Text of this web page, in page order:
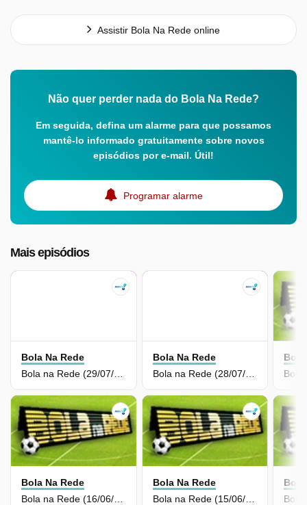
Assistir Bola Na Rede online
Não quer perder nada do Bola Na Rede?
Em seguida, defina um alarme para que possamos
mantê-lo informado gratuitamente sobre novos
episódios por e-mail. Útil!
Programar alarme
Mais episódios
Bola Na Rede
Bola na Rede (29/07/26) | Completo
Bola Na Rede
Bola na Rede (28/07/26) | Completo
Bola Na Rede
Bola Na Rede
Bola na Rede (15/06/26) | Completo
Bola
Bola